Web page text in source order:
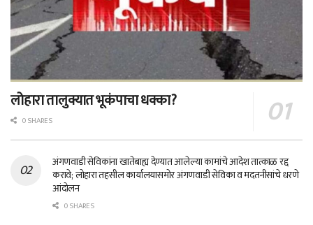
लोहारा तालुक्यात भूकंपाचा धक्का?
0 SHARES
अंगणवाडी सेविकांना खातेबाह्य देण्यात आलेल्या कामांचे आदेश तात्काळ रद्द
करावे; लोहारा तहसील कार्यालयासमोर अंगणवाडी सेविका व मदतनीसांचे धरणे
आंदोलन
0 SHARES